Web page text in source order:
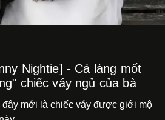
Nightie] - Cả làng mốt
chiếc váy ngủ của bà
đây mới là chiếc váy được giới mộ